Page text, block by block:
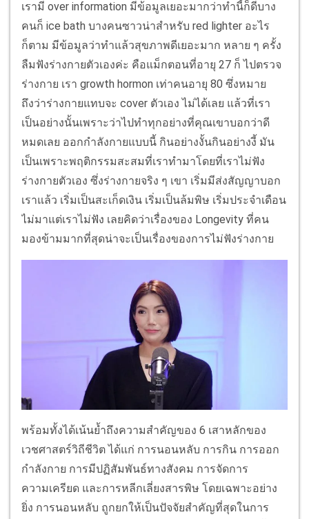
เรามี over information มีข้อมูลเยอะมากว่าทำนี้ก็ดีบาง
คนก็ ice bath บางคนซาวน่าสำหรับ red lighter อะไร
ก็ตาม มีข้อมูลว่าทำแล้วสุขภาพดีเยอะมาก หลาย ๆ ครั้ง
ลืมฟังร่างกายตัวเองค่ะ คือแม็กตอนที่อายุ 27 ก็ ไปตรวจ
ร่างกาย เรา growth hormon เท่าคนอายุ 80 ซึ่งหมาย
ถึงว่าร่างกายแทบจะ cover ตัวเอง ไม่ได้เลย แล้วที่เรา
เป็นอย่างนั้นเพราะว่าไปทำทุกอย่างที่คุณเขาบอกว่าดี
หมดเลย ออกกำลังกายแบบนี้ กินอย่างงั้นกินอย่างงี้ มัน
เป็นเพราะพฤติกรรมสะสมที่เราทำมาโดยที่เราไม่ฟัง
ร่างกายตัวเอง ซึ่งร่างกายจริง ๆ เขา เริ่มมีส่งสัญญาบอก
เราแล้ว เริ่มเป็นสะเก็ดเงิน เริ่มเป็นล้มพิษ เริ่มประจำเดือน
ไม่มาแต่เราไม่ฟัง เลยคิดว่าเรื่องของ Longevity ที่คน
มองข้ามมากที่สุดน่าจะเป็นเรื่องของการไม่ฟังร่างกาย
พร้อมทั้งได้เน้นย้ำถึงความสำคัญของ 6 เสาหลักของ
เวชศาสตร์วิถีชีวิต ได้แก่ การนอนหลับ การกิน การออก
กำลังกาย การมีปฏิสัมพันธ์ทางสังคม การจัดการ
ความเครียด และการหลีกเลี่ยงสารพิษ โดยเฉพาะอย่าง
ยิ่ง การนอนหลับ ถูกยกให้เป็นปัจจัยสำคัญที่สุดในการ